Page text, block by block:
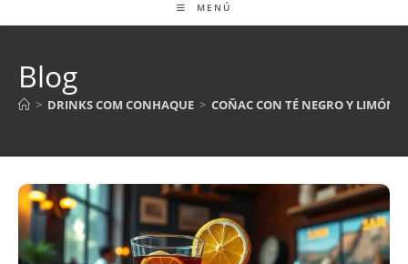
MENÚ
Blog
> DRINKS COM CONHAQUE > COÑAC CON TÉ NEGRO Y LIMÓN